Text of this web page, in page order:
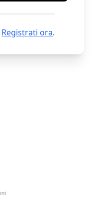
Registrati ora.